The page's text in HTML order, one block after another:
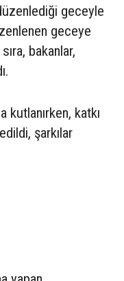
geceyle
geceye
bakanlar,
kutlanırken, katkı
şarkılar